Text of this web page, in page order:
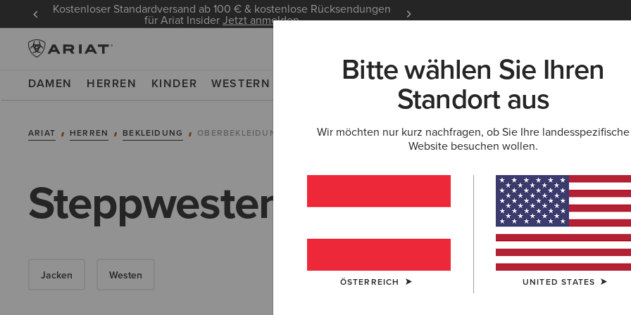
Kostenloser Standardversand ab 100 € & kostenlose Rücksendungen
für Ariat InsiderJetzt anmelden
DAMEN HERREN KINDER WESTERN NEU & FEATURED ARIAT LIFE OUTLET
ARIAT HERREN BEKLEIDUNG OBERBEKLEIDUNG
Steppwesten und Jacken für
Jacken Westen
Bitte wählen Sie Ihren
Standort aus
Wir möchten nur kurz nachfragen, ob Sie Ihre landesspezifische
Website besuchen wollen.
ÖSTERREICH UNITED STATES